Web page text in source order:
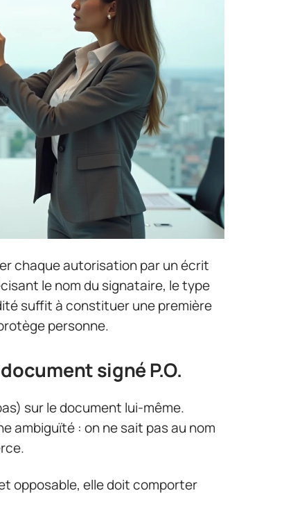
chaque autorisation par un écrit
le nom du signataire, le type
suffit à constituer une première
personne.
signé P.O.
sur le document lui-même.
ambiguïté : on ne sait pas au nom
opposable, elle doit comporter